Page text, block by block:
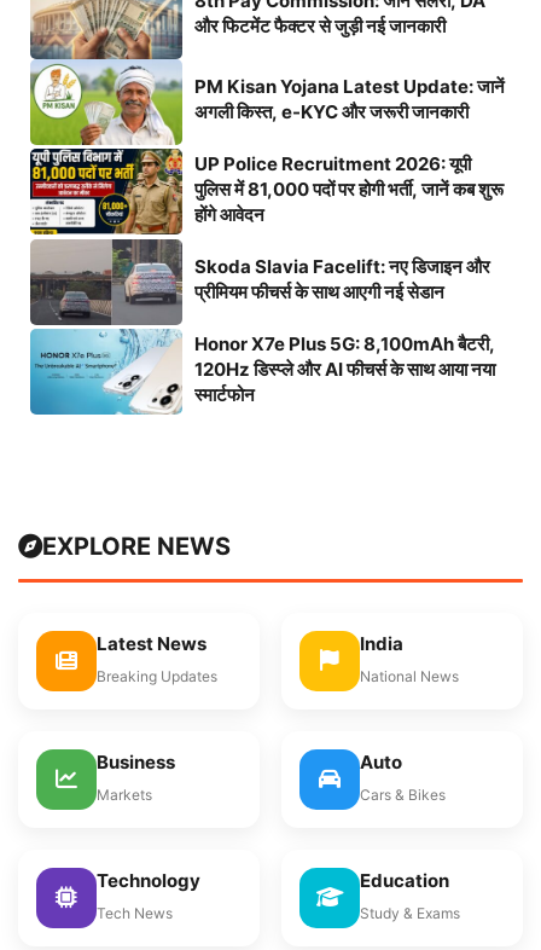
और फिटमेंट फैक्टर से जुड़ी नई जानकारी
PM Kisan Yojana Latest Update: जानें
अगली किस्त, e-KYC और जरूरी जानकारी
UP Police Recruitment 2026: यूपी
पुलिस में 81,000 पदों पर होगी भर्ती, जानें कब शुरू
होंगे आवेदन
Skoda Slavia Facelift: नए डिजाइन और
प्रीमियम फीचर्स के साथ आएगी नई सेडान
Honor X7e Plus 5G: 8,100mAh बैटरी,
120Hz डिस्प्ले और AI फीचर्स के साथ आया नया
स्मार्टफोन
EXPLORE NEWS
Latest News
Breaking Updates
India
National News
Business
Markets
Auto
Cars & Bikes
Technology
Tech News
Education
Study & Exams